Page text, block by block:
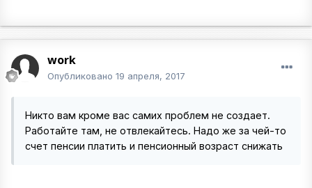
work
Опубликовано 19 апреля, 2017
Никто вам кроме вас самих проблем не создает.
Работайте там, не отвлекайтесь. Надо же за чей-то
счет пенсии платить и пенсионный возраст снижать